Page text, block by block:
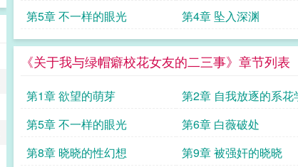
第5章 不一样的眼光
第4章 坠入深渊
《关于我与绿帽癖校花女友的二三事》章节列表
第1章 欲望的萌芽 第2章 自我放逐的系花
第5章 不一样的眼光
第6章 白薇破处
第8章 晓晓的性幻想
第9章 被强奸的晓晓